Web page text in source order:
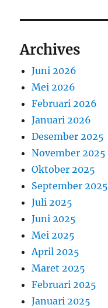
Archives
Juni 2026
Mei 2026
Februari 2026
Januari 2026
Desember 2025
November 2025
Oktober 2025
September 2025
Juli 2025
Juni 2025
Mei 2025
April 2025
Maret 2025
Februari 2025
Januari 2025